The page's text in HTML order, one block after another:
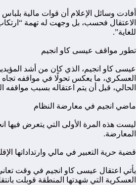
أفادت وسائل الإعلام أن قوات مالية
الاعتقال فحسب، بل وجهت له تهمة
للغاية”.
تطور مواقف عيسى كاو انجيم
عيسى كاو انجيم، الذي كان من أشد
العسكري، ما يعكس تحولًا في مواقفه تجاه
الحالي، قبل أن يتم اعتقاله بسبب مواقفه
ماضي انجيم في معارضة النظام
المعارضة.
قضية حرية التعبير في مالي وارتداداتها
يأتي اعتقال عيسى كاو انجيم في وقت
العسكرية التي شهدتها المنطقة قوبلت